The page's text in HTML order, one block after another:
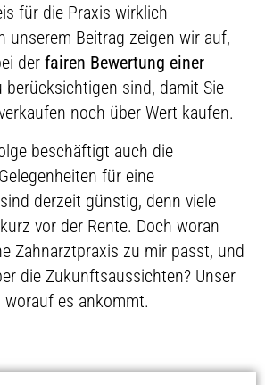
für die Praxis wirklich
unserem Beitrag zeigen wir auf,
der fairen Bewertung einer
berücksichtigen sind, damit Sie
noch über Wert kaufen.
beschäftigt auch die
für eine
derzeit günstig, denn viele
vor der Rente. Doch woran
Zahnarztpraxis zu mir passt, und
die Zukunftsaussichten? Unser
worauf es ankommt.